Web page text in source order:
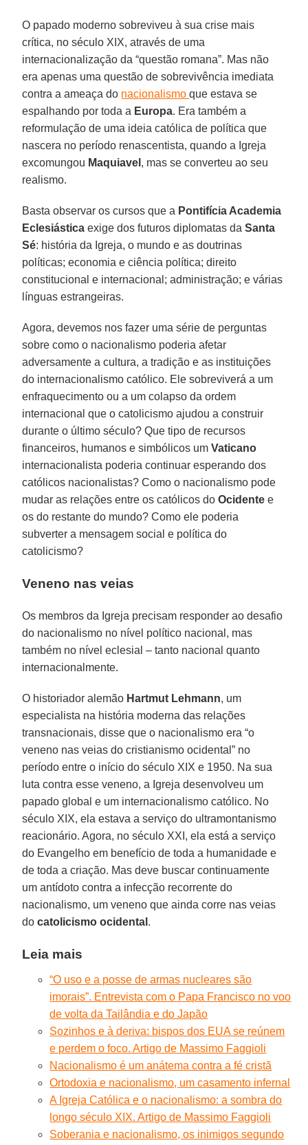
O papado moderno sobreviveu à sua crise mais
crítica, no século XIX, através de uma
internacionalização da “questão romana”. Mas não
era apenas uma questão de sobrevivência imediata
contra a ameaça do nacionalismoque estava se
espalhando por toda a Europa. Era também a
reformulação de uma ideia católica de política que
nascera no período renascentista, quando a Igreja
excomungou Maquiavel , mas se converteu ao seu
realismo.
Basta observar os cursos que a Pontifícia Academia
Eclesiástica exige dos futuros diplomatas daSanta
Sé: história da Igreja, o mundo e as doutrinas
políticas; economia e ciência política; direito
constitucional e internacional; administração; e várias
línguas estrangeiras.
Agora, devemos nos fazer uma série de perguntas
sobre como o nacionalismo poderia afetar
adversamente a cultura, a tradição e as instituições
do internacionalismo católico. Ele sobreviverá a um
enfraquecimento ou a um colapso da ordem
internacional que o catolicismo ajudou a construir
durante o último século? Que tipo de recursos
financeiros, humanos e simbólicos umVaticano
internacionalista poderia continuar esperando dos
católicos nacionalistas? Como o nacionalismo pode
mudar as relações entre os católicos doOcidente e
os do restante do mundo? Como ele poderia
subverter a mensagem social e política do
catolicismo?
Veneno nas veias
Os membros da Igreja precisam responder ao desafio
do nacionalismo no nível político nacional, mas
também no nível eclesial – tanto nacional quanto
internacionalmente.
O historiador alemão Hartmut Lehmann, um
especialista na história moderna das relações
transnacionais, disse que o nacionalismo era “o
veneno nas veias do cristianismo ocidental” no
período entre o início do século XIX e 1950. Na sua
luta contra esse veneno, a Igreja desenvolveu um
papado global e um internacionalismo católico. No
século XIX, ela estava a serviço do ultramontanismo
reacionário. Agora, no século XXI, ela está a serviço
do Evangelho em benefício de toda a humanidade e
de toda a criação. Mas deve buscar continuamente
um antídoto contra a infecção recorrente do
nacionalismo, um veneno que ainda corre nas veias
docatolicismo ocidental .
Leia mais
“O uso e a posse de armas nucleares são
imorais”. Entrevista com o Papa Francisco no voo
de volta da Tailândia e do Japão
Sozinhos e à deriva: bispos dos EUA se reúnem
e perdem o foco. Artigo de Massimo Faggioli
Nacionalismo é um anátema contra a fé cristã
Ortodoxia e nacionalismo, um casamento infernal
A Igreja Católica e o nacionalismo: a sombra do
longo século XIX. Artigo de Massimo Faggioli
Soberania e nacionalismo, os inimigos segundo